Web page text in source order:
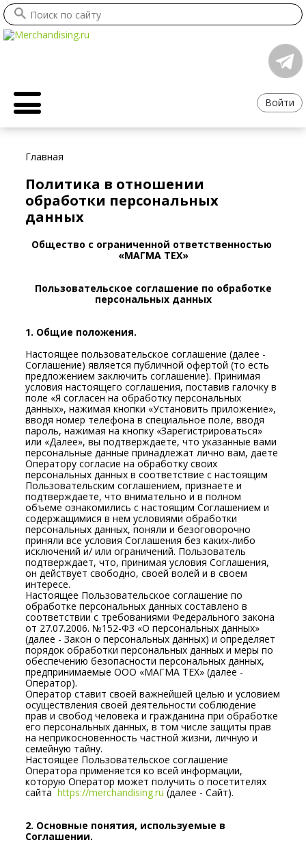
Войти
Главная
Политика в отношении
обработки персональных
данных
Общество с ограниченной ответственностью
«МАГМА ТЕХ»
Пользовательское соглашение по обработке
персональных данных
1. Общие положения.
Настоящее пользовательское соглашение (далее -
Соглашение) является публичной офертой (то есть
предложением заключить соглашение). Принимая
условия настоящего соглашения, поставив галочку в
поле «Я согласен на обработку персональных
данных», нажимая кнопки «Установить приложение»,
вводя номер телефона в специальное поле, вводя
пароль, нажимая на кнопку «Зарегистрироваться»
или «Далее», вы подтверждаете, что указанные вами
персональные данные принадлежат лично вам, даете
Оператору согласие на обработку своих
персональных данных в соответствие с настоящим
Пользовательским соглашением, признаете и
подтверждаете, что внимательно и в полном
объеме ознакомились с настоящим Соглашением и
содержащимися в нем условиями обработки
персональных данных, поняли и безоговорочно
приняли все условия Соглашения без каких-либо
исключений и/ или ограничений. Пользователь
подтверждает, что, принимая условия Соглашения,
он действует свободно, своей волей и в своем
интересе.
Настоящее Пользовательское соглашение по
обработке персональных данных составлено в
соответствии с требованиями Федерального закона
от 27.07.2006. №152-ФЗ «О персональных данных»
(далее - Закон о персональных данных) и определяет
порядок обработки персональных данных и меры по
обеспечению безопасности персональных данных,
предпринимаемые ООО «МАГМА ТЕХ» (далее -
Оператор).
Оператор ставит своей важнейшей целью и условием
осуществления своей деятельности соблюдение
прав и свобод человека и гражданина при обработке
его персональных данных, в том числе защиты прав
на неприкосновенность частной жизни, личную и
семейную тайну.
Настоящее Пользовательское соглашение
Оператора применяется ко всей информации,
которую Оператор может получить о посетителях
сайтаhttps://merchandising.ru (далее - Сайт).
2. Основные понятия, используемые в
Соглашении.